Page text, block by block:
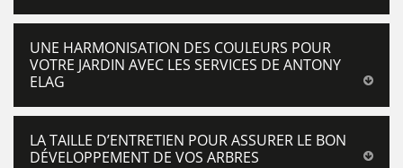
UNE HARMONISATION DES COULEURS POUR
VOTRE JARDIN AVEC LES SERVICES DE ANTONY
ELAG
LA TAILLE D’ENTRETIEN POUR ASSURER LE BON
DÉVELOPPEMENT DE VOS ARBRES